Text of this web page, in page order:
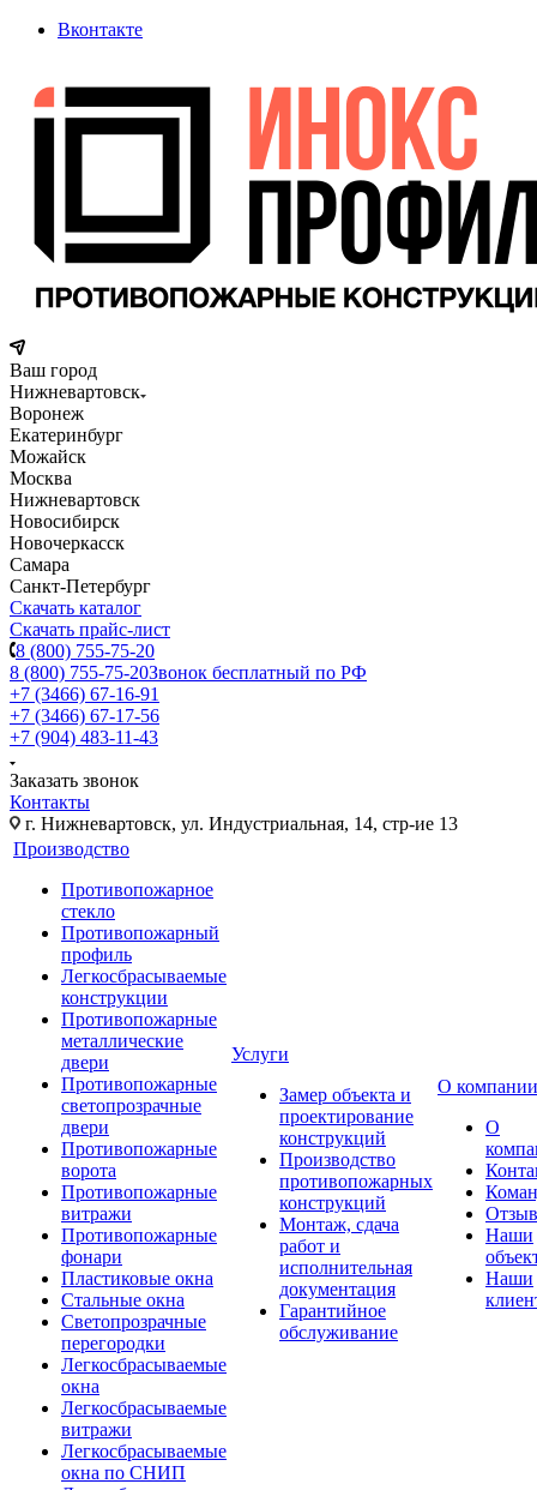
Вконтакте
Ваш город
Нижневартовск
Воронеж
Екатеринбург
Можайск
Москва
Нижневартовск
Новосибирск
Новочеркасск
Самара
Санкт-Петербург
Скачать каталог
Скачать прайс-лист
8 (800) 755-75-20
8 (800) 755-75-20Звонок бесплатный по РФ
+7 (3466) 67-16-91
+7 (3466) 67-17-56
+7 (904) 483-11-43
Заказать звонок
Контакты
г. Нижневартовск, ул. Индустриальная, 14, стр-ие 13
Производство
Противопожарное
стекло
Противопожарный
профиль
Легкосбрасываемые
конструкции
Противопожарные
металлические
двери
Противопожарные
светопрозрачные
двери
Противопожарные
ворота
Противопожарные
витражи
Противопожарные
фонари
Пластиковые окна
Стальные окна
Светопрозрачные
перегородки
Легкосбрасываемые
окна
Легкосбрасываемые
витражи
Легкосбрасываемые
окна по СНИП
Услуги
Замер объекта и
проектирование
конструкций
Производство
противопожарных
конструкций
Монтаж, сдача
работ и
исполнительная
документация
Гарантийное
обслуживание
О компании
О
Наши
Наши